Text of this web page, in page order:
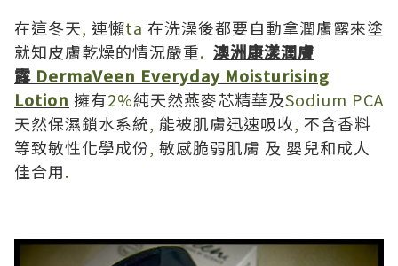
在這冬天, 連懶ta 在洗澡後都要自動拿潤膚露來塗
就知皮膚乾燥的情況嚴重. 澳洲康漾潤膚
露 DermaVeen Everyday Moisturising
Lotion 擁有2%純天然燕麥芯精華及Sodium PCA
天然保濕鎖水系統, 能被肌膚迅速吸收, 不含香料
等致敏性化學成份, 敏感脆弱肌膚 及 嬰兒和成人
佳合用.